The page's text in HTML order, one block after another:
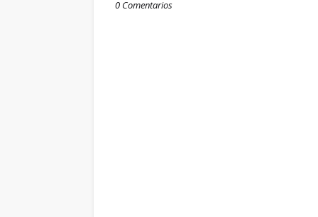
0 Comentarios